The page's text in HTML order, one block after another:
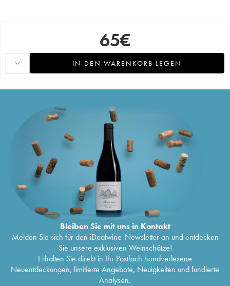
65€
IN DEN WARENKORB LEGEN
Bleiben Sie mit uns in Kontakt
Melden Sie sich für den iDealwine-Newsletter an und entdecken
Sie unsere exklusiven Weinschätze!
Erhalten Sie direkt in Ihr Postfach handverlesene
Neuentdeckungen, limitierte Angebote, Neuigkeiten und fundierte
Analysen.